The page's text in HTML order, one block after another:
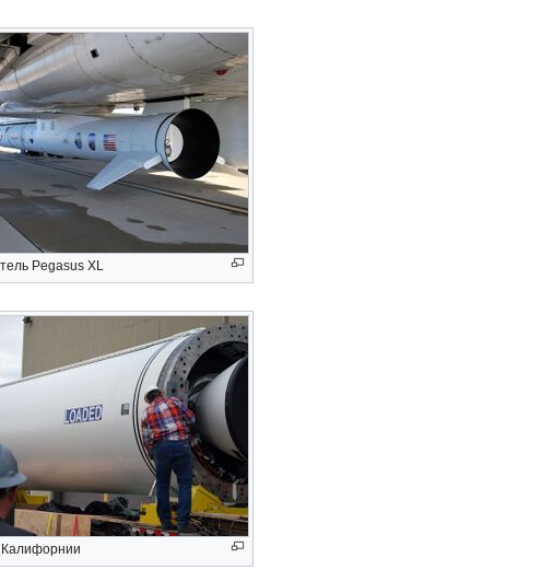
Pegasus XL
Калифорнии